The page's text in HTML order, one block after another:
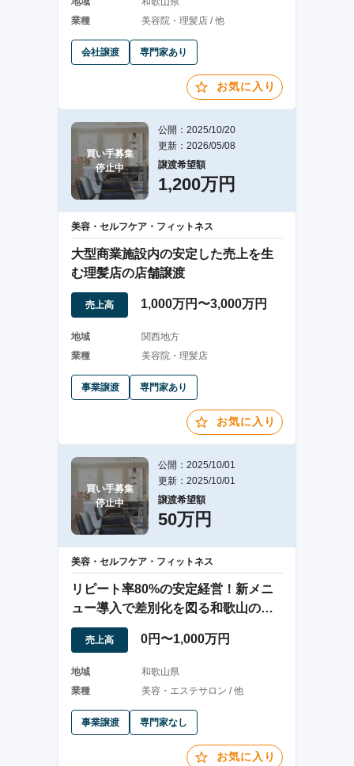
業種
美容院・理髪店 / 他
会社譲渡 専門家あり
お気に入り
買い手募集
停止中
公開：2025/10/20
更新：2026/05/08
譲渡希望額
1,200万円
美容・セルフケア・フィットネス
大型商業施設内の安定した売上を生
む理髪店の店舗譲渡
売上高 1,000万円〜3,000万円
地域
関西地方
業種
美容院・理髪店
事業譲渡 専門家あり
お気に入り
買い手募集
停止中
公開：2025/10/01
更新：2025/10/01
譲渡希望額
50万円
美容・セルフケア・フィットネス
リピート率80%の安定経営！新メニ
ュー導入で差別化を図る和歌山のエ
ステサロン譲渡
売上高 0円〜1,000万円
地域
和歌山県
業種
美容・エステサロン / 他
事業譲渡 専門家なし
お気に入り